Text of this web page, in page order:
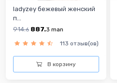
ladyzey бежевый женский
п...
914.6 887.3 man
113 отзыв(ов)
В корзину